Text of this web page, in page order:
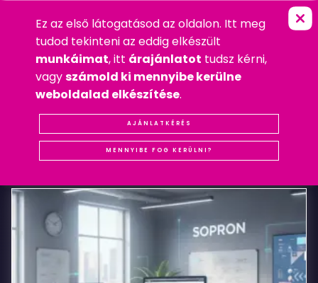
WO LLNER »
WEBDESIGN
2010. JÚNIUS 14. HÉTFŐ
WEBDESIGN
#REFERENCIA
#SOPRON
KAPCSOLÓDÓBEJEGYZÉSEK
Ez az első látogatásod az oldalon. Itt meg
tudod tekinteni az eddig elkészült
munkáimat, itt árajánlatot tudsz kérni,
vagyszámold ki mennyibe kerülne
weboldalad elkészítése.
AJÁNLATKÉRÉS
MENNYIBE FOG KERÜLNI?